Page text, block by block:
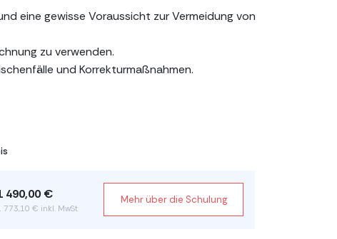
eine gewisse Voraussicht zur Vermeidung von
zu verwenden.
und Korrekturmaßnahmen.
490,00 €
773,10 € inkl. MwSt
Mehr über die Schulung